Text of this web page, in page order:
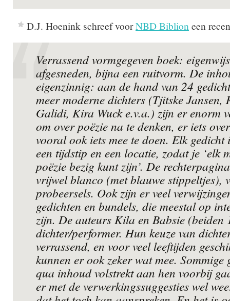
D.J. Hoenink schreef voorNBD Biblion een
Verrassend vormgegeven boek:
afgesneden, bijna een ruitvorm. De
eigenzinnig: aan de hand van 24
meer moderne dichters (Tjitske Jansen,
Galidi, Kira Wuck e.v.a.) zijn er enorm
om over poëzie na te denken, er iets
vooral ook iets mee te doen. Elk gedicht
een tijdstip en een locatie, zodat je ‘elk
poëzie bezig kunt zijn’. De
vrijwel blanco (met blauwe stippeltjes),
probeersels. Ook zijn er veel
gedichten en bundels, die meestal op
zijn. De auteurs Kila en Babsie (beiden
dichter/performer. Hun keuze van
verrassend, en voor veel leeftijden
kunnen er ook zeker wat mee. Sommige
qua inhoud volstrekt aan hen voorbij
er met de verwerkingssuggesties wel